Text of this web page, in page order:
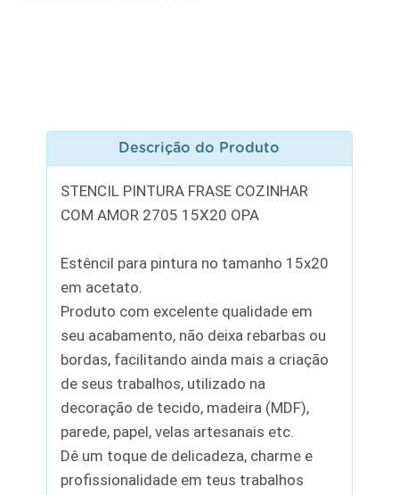
Descrição do Produto
STENCIL PINTURA FRASE COZINHAR
COM AMOR 2705 15X20 OPA
Estêncil para pintura no tamanho 15x20
em acetato.
Produto com excelente qualidade em
seu acabamento, não deixa rebarbas ou
bordas, facilitando ainda mais a criação
de seus trabalhos, utilizado na
decoração de tecido, madeira (MDF),
parede, papel, velas artesanais etc.
Dê um toque de delicadeza, charme e
profissionalidade em teus trabalhos